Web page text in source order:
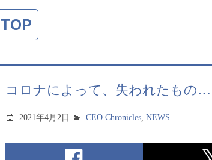
TOP
コロナによって、失われたもの…
2021年4月2日 CEO Chronicles,NEWS